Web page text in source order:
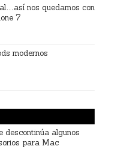
nos quedamos con
7
modernos
descontinúa algunos
para Mac